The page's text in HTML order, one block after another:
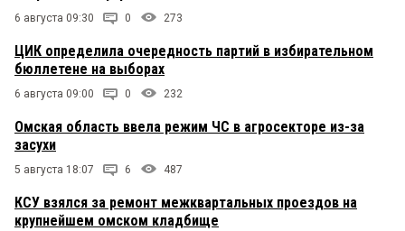
6 августа 09:30 0 273
ЦИК определила очередность партий в избирательном
бюллетене на выборах
6 августа 09:00 0 232
Омская область ввела режим ЧС в агросекторе из-за
засухи
5 августа 18:07 6 487
КСУ взялся за ремонт межквартальных проездов на
крупнейшем омском кладбище